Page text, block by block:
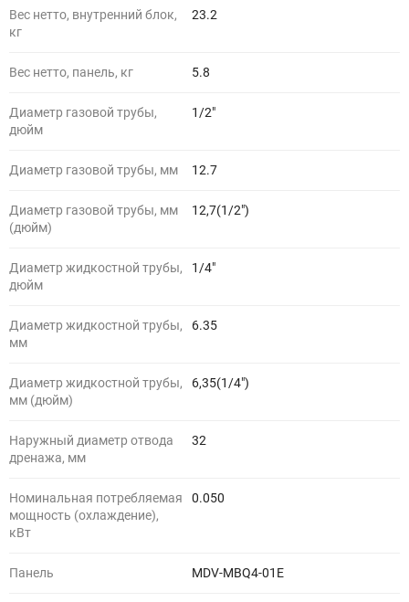
Вес нетто, внутренний блок,
кг
23.2
Вес нетто, панель, кг 5.8
Диаметр газовой трубы,
дюйм
1/2"
Диаметр газовой трубы, мм 12.7
Диаметр газовой трубы, мм
(дюйм)
12,7(1/2")
Диаметр жидкостной трубы,
дюйм
1/4"
Диаметр жидкостной трубы,
мм
6.35
Диаметр жидкостной трубы,
мм (дюйм)
6,35(1/4")
Наружный диаметр отвода
дренажа, мм
32
Номинальная потребляемая
мощность (охлаждение),
кВт
0.050
Панель MDV-MBQ4-01E